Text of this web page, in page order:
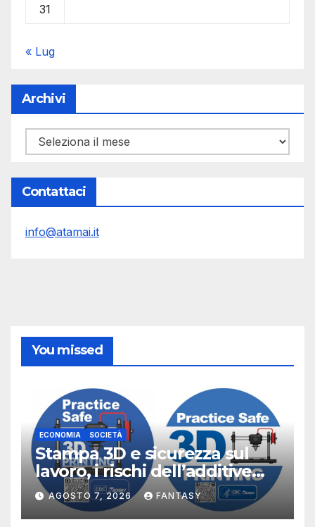
31
« Lug
Archivi
Archivi
Contattaci
info@atamai.it
You missed
ECONOMIA SOCIETÀ
Stampa 3D e sicurezza sul
lavoro, i rischi dell’additive
manufacturing secondo
NIOSH
AGOSTO 7, 2026 FANTASY